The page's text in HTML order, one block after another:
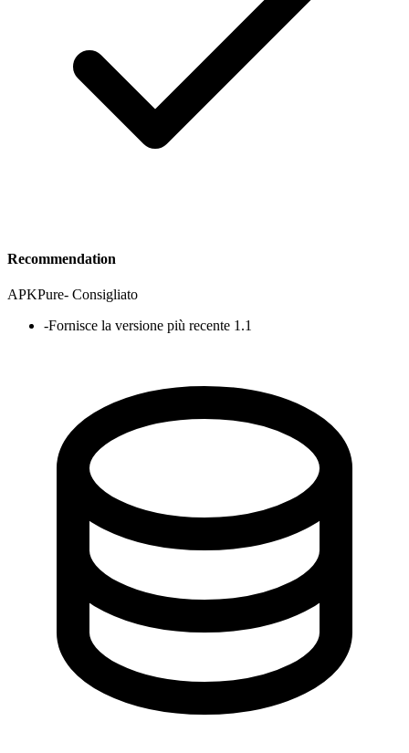
Recommendation
APKPure- Consigliato
-Fornisce la versione più recente 1.1